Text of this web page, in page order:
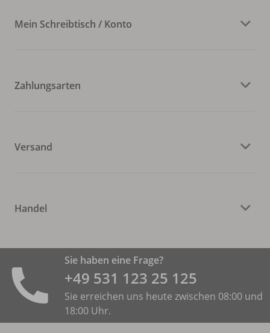
Mein Schreibtisch / Konto
Zahlungsarten
Versand
Handel
Sie haben eine Frage?
+49 531 ­123 25 125
Sie erreichen uns heute zwischen 08:00 und
18:00 Uhr.